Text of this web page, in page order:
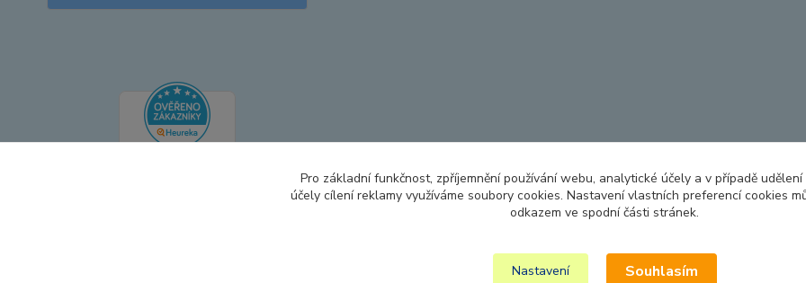
Pro základní funkčnost, zpříjemnění používání webu, analytické účely a v případě
účely cílení reklamy využíváme soubory cookies. Nastavení vlastních preferencí cookies
odkazem ve spodní části stránek.
Nastavení Souhlasím